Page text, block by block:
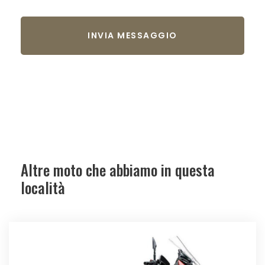
Altre moto che abbiamo in questa
località